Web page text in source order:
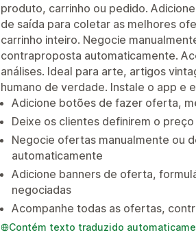
produto, carrinho ou pedido.
de saída para coletar as melhores
carrinho inteiro. Negocie
contraproposta automaticamente.
análises. Ideal para arte, artigos
humano de verdade. Instale o app e
Adicione botões de fazer oferta,
Deixe os clientes definirem o
Negocie ofertas manualmente ou
automaticamente
Adicione banners de oferta,
negociadas
Acompanhe todas as ofertas,
Contém texto traduzido